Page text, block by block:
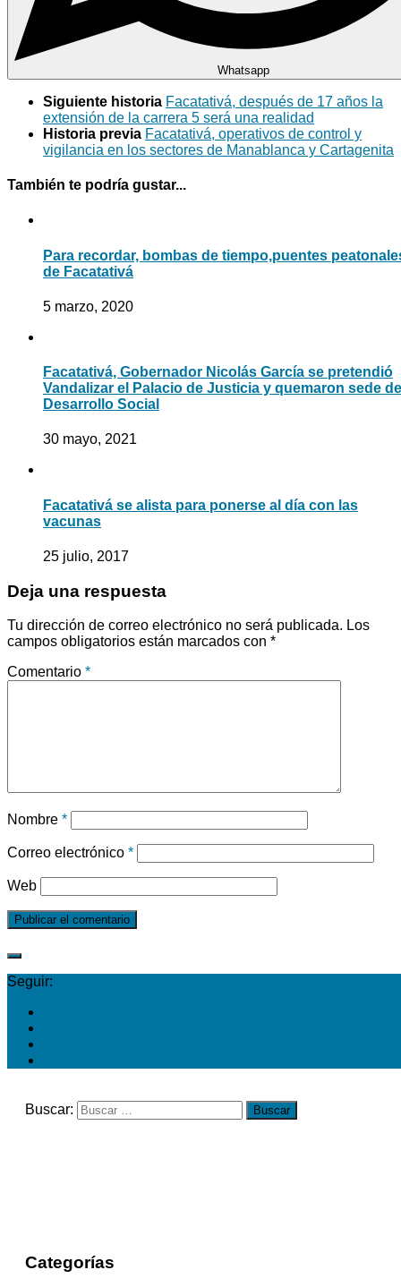
Whatsapp
Siguiente historia Facatativá, después de 17 años la
extensión de la carrera 5 será una realidad
Historia previa Facatativá, operativos de control y
vigilancia en los sectores de Manablanca y Cartagenita
También te podría gustar...
Para recordar, bombas de tiempo,puentes
de Facatativá
5 marzo, 2020
Facatativá, Gobernador Nicolás García se pretendió
Vandalizar el Palacio de Justicia y quemaron sede de
Desarrollo Social
30 mayo, 2021
Facatativá se alista para ponerse al día con las
vacunas
25 julio, 2017
Deja una respuesta
Tu dirección de correo electrónico no será publicada. Los
campos obligatorios están marcados con *
Comentario *
Nombre *
Correo electrónico *
Web
Seguir:
Buscar:
Categorías